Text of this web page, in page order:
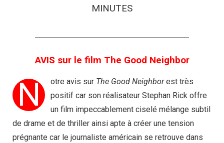
MINUTES
AVIS sur le film The Good Neighbor
N otre avis sur The Good Neighborest très
positif car son réalisateur Stephan Rick offre
un film impeccablement ciselé mélange subtil
de drame et de thriller ainsi apte à créer une tension
prégnante car le journaliste américain se retrouve dans